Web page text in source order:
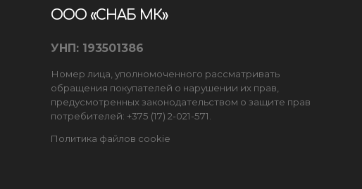
ООО «СНАБ МК»
УНП: 193501386
Номер лица, уполномоченного рассматривать
обращения покупателей о нарушении их прав,
предусмотренных законодательством о защите прав
потребителей: +375 (17) 2-021-571.
Политика файлов cookie